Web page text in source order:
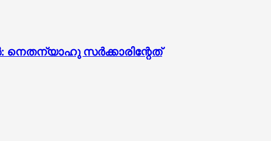
നെതന്യാഹു സർക്കാരിന്റേത്